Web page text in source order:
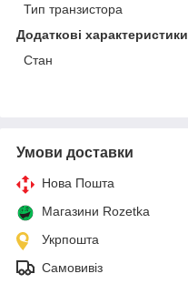
Тип транзистора
Додаткові характеристики
Стан
Умови доставки
Нова Пошта
Магазини Rozetka
Укрпошта
Самовивіз